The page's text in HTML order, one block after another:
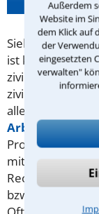
Außerdem
Website im
dem Klick auf
der
eingesetzten
verwalten"
Sieht man sich
ist keine Straftat
zivilrechtlich
zivilrechtliche
aller Arten von
Arbeitsvertrag,
Probleme mit
mit dem
bzw. einer